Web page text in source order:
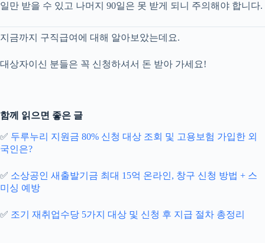
일만 받을 수 있고 나머지 90일은 못 받게 되니 주의해야 합니다.
지금까지 구직급여에 대해 알아보았는데요.
대상자이신 분들은 꼭 신청하셔서 돈 받아 가세요!
함께 읽으면 좋은 글
✅ 두루누리 지원금 80% 신청 대상 조회 및 고용보험 가입한 외
국인은?
✅ 소상공인 새출발기금 최대 15억 온라인, 창구 신청 방법 + 스
미싱 예방
✅ 조기 재취업수당 5가지 대상 및 신청 후 지급 절차 총정리